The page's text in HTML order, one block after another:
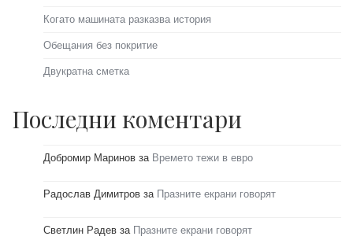
Когато машината разказва история
Обещания без покритие
Двукратна сметка
Последни коментари
Добромир Маринов за Времето тежи в евро
Радослав Димитров за Празните екрани говорят
Светлин Радев за Празните екрани говорят